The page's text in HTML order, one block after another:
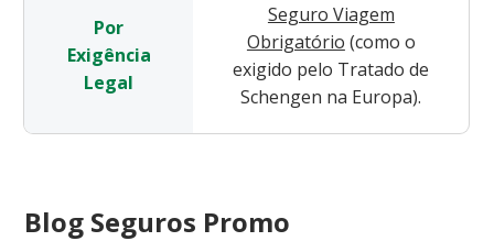
Por
Exigência
Legal
Seguro Viagem
Obrigatório (como o
exigido pelo Tratado de
Schengen na Europa).
Blog Seguros Promo